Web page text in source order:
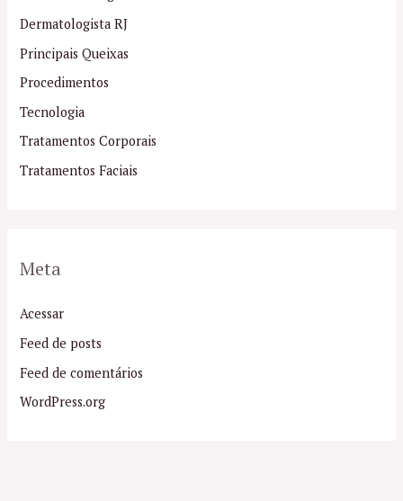
Dermatologista RJ
Principais Queixas
Procedimentos
Tecnologia
Tratamentos Corporais
Tratamentos Faciais
Meta
Acessar
Feed de posts
Feed de comentários
WordPress.org